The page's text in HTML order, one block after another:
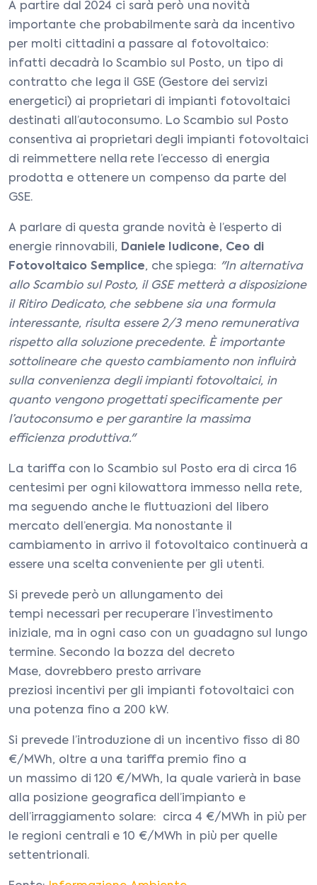
A partire dal 2024 ci sarà però una novità
importante che probabilmente sarà da incentivo
per molti cittadini a passare al fotovoltaico:
infatti decadrà lo Scambio sul Posto, un tipo di
contratto che lega il GSE (Gestore dei servizi
energetici) ai proprietari di impianti fotovoltaici
destinati all’autoconsumo. Lo Scambio sul Posto
consentiva ai proprietari degli impianti fotovoltaici
di reimmettere nella rete l’eccesso di energia
prodotta e ottenere un compenso da parte del
GSE.
A parlare di questa grande novità è l’esperto di
energie rinnovabili, Daniele Iudicone, Ceo di
Fotovoltaico Semplice, che spiega: "Inalternativa
allo Scambio sul Posto, il GSE metterà a disposizione
il Ritiro Dedicato, che sebbene sia una formula
interessante, risulta essere 2/3 meno remunerativa
rispetto alla soluzione precedente. È importante
sottolineare che questo cambiamento non influirà
sulla convenienza degli impianti fotovoltaici, in
quanto vengono progettati specificamente per
l’autoconsumo e per garantire la massima
efficienza produttiva."
La tariffa con lo Scambio sul Posto era di circa 16
centesimi per ogni kilowattora immesso nella rete,
ma seguendo anche le fluttuazioni del libero
mercato dell’energia. Ma nonostante il
cambiamento in arrivo il fotovoltaico continuerà a
essere una scelta conveniente per gli utenti.
Si prevede però un allungamento dei
tempi necessari per recuperare l’investimento
iniziale, ma in ogni caso con un guadagno sul lungo
termine. Secondo la bozza del decreto
Mase, dovrebbero presto arrivare
preziosi incentivi per gli impianti fotovoltaici con
una potenza fino a 200 kW.
Si prevede l’introduzione di un incentivo fisso di 80
€/MWh, oltre a una tariffa premio fino a
un massimo di 120 €/MWh, la quale varierà in base
alla posizione geografica dell’impianto e
dell’irraggiamento solare: circa 4 €/MWh in più per
le regioni centrali e 10 €/MWh in più per quelle
settentrionali.